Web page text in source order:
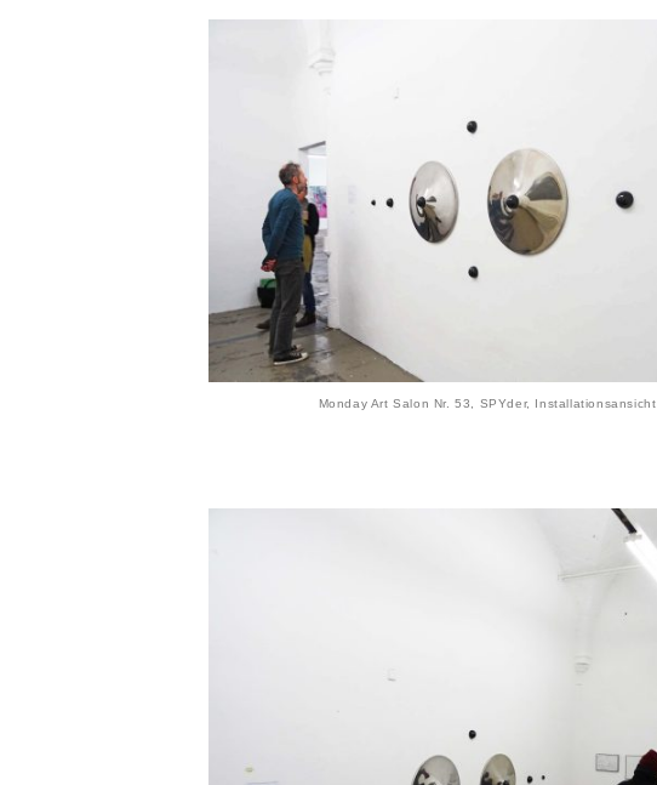
Monday Art Salon Nr. 53, SPYder, Installationsansicht